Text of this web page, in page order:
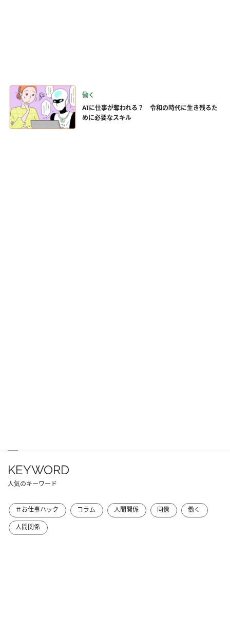
働く
AIに仕事が奪われる？ 令和の時代に生き残るた
めに必要なスキル
KEYWORD
人気のキーワード
＃お仕事ハック コラム 人間関係 同僚
働く
人間関係